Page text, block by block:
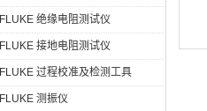
FLUKE 绝缘电阻测试仪
FLUKE 接地电阻测试仪
FLUKE 过程校准及检测工具
FLUKE 测振仪